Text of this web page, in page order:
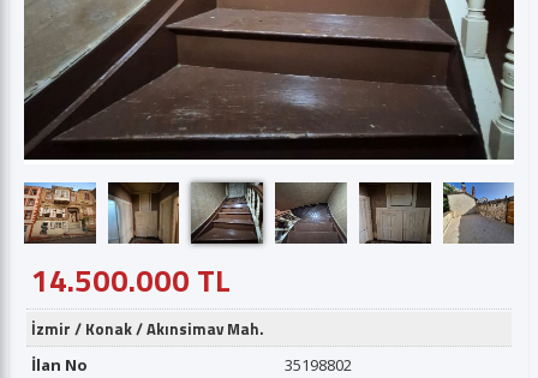
14.500.000 TL
İzmir / Konak/Akınsimav Mah.
İlan No
35198802